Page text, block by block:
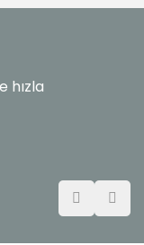
hızla